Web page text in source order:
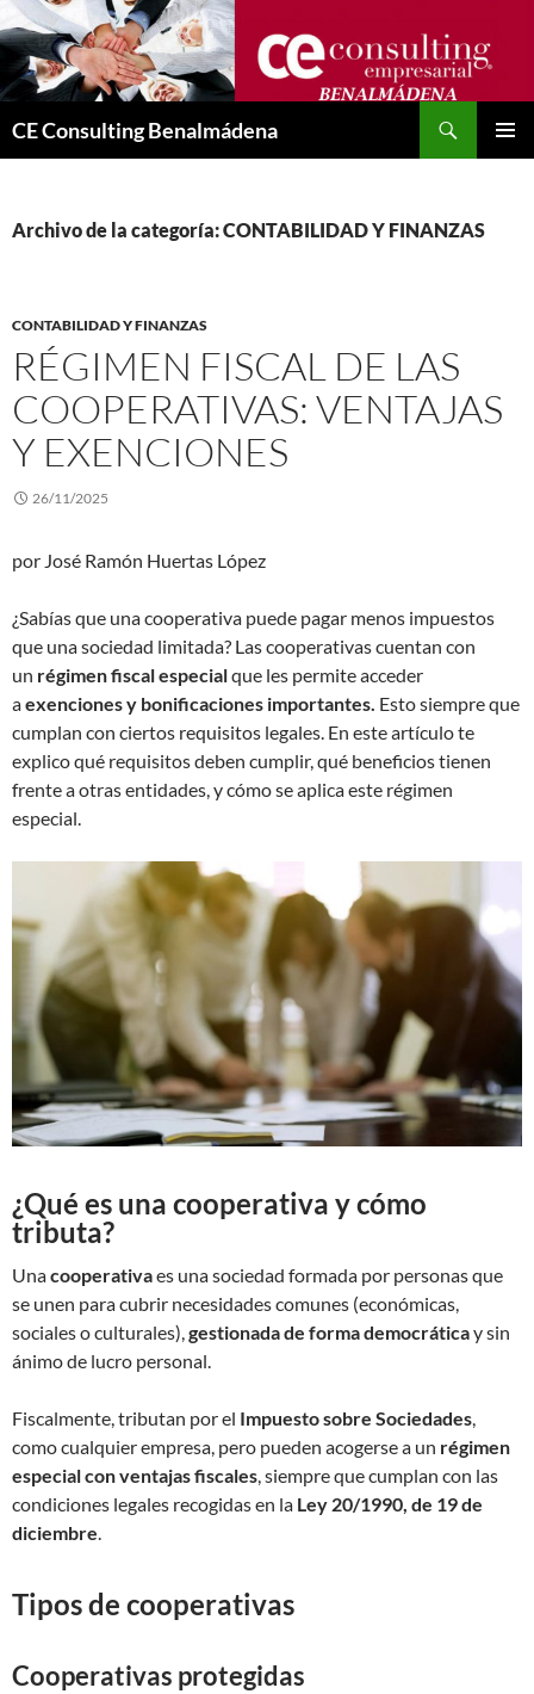
Saltar
al
contenido
CE Consulting Benalmádena
Archivo de la categoría: CONTABILIDAD Y FINANZAS
CONTABILIDAD Y FINANZAS
RÉGIMEN FISCAL DE LAS
COOPERATIVAS: VENTAJAS
Y EXENCIONES
26/11/2025
por José Ramón Huertas López
¿Sabías que una cooperativa puede pagar menos impuestos
que una sociedad limitada? Las cooperativas cuentan con
un régimen fiscal especialque les permite acceder
aexenciones y bonificaciones importantes. Esto siempre que
cumplan con ciertos requisitos legales. En este artículo te
explico qué requisitos deben cumplir, qué beneficios tienen
frente a otras entidades, y cómo se aplica este régimen
especial.
¿Qué es una cooperativa y cómo
tributa?
Unacooperativaes una sociedad formada por personas que
se unen para cubrir necesidades comunes (económicas,
sociales o culturales),gestionada de forma democráticay sin
ánimo de lucro personal.
Fiscalmente, tributan por el Impuesto sobre Sociedades,
como cualquier empresa, pero pueden acogerse a un régimen
especial con ventajas fiscales, siempre que cumplan con las
condiciones legales recogidas en la Ley 20/1990, de 19 de
diciembre.
Tipos de cooperativas
Cooperativas protegidas